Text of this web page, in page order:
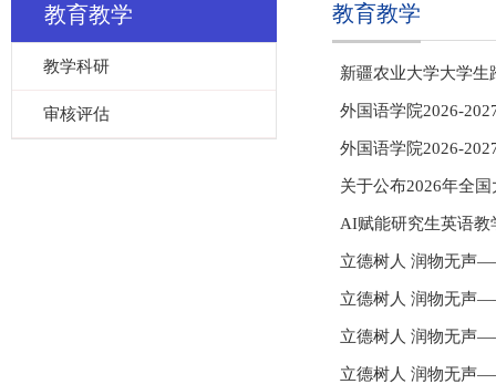
教育教学
教学科研
审核评估
教育教学
新疆农业大学大学
外国语学院2026-
外国语学院2026-
关于公布2026年全
AI赋能研究生英语
立德树人 润物无声
立德树人 润物无声
立德树人 润物无声
立德树人 润物无声